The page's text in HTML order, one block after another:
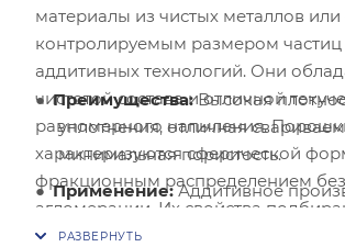
материалы из чистых металлов или
контролируемым размером частиц
аддитивных технологий. Они
чистотой состава и отличной
равномерного напыления.
характеризуются сферической
фракционным распределением без
агломерации. Их свойства
требования 3D-печати и
Преимущества:Высокая
уплотнения, отличная
минимальная пористость.
Применение:Аддитивное